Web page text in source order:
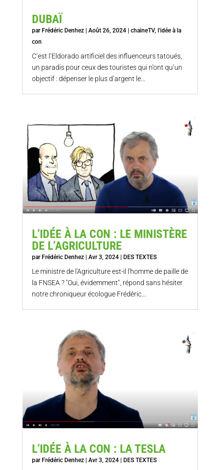
DUBAÏ
par Frédéric Denhez| Août 26, 2024| chaineTV, l'idée à la
con
C’est l’Eldorado artificiel des influenceurs tatoués,
un paradis pour ceux des touristes qui n’ont qu’un
objectif : dépenser le plus d’argent le...
L’IDÉE À LA CON : LE MINISTÈRE
DE L’AGRICULTURE
par Frédéric Denhez| Avr 3, 2024| DES TEXTES
Le ministre de l'Agriculture est-il l'homme de paille de
la FNSEA ? "Oui, évidemment", répond sans hésiter
notre chroniqueur écologue Frédéric...
L’IDÉE À LA CON : LA TESLA
par Frédéric Denhez| Avr 3, 2024| DES TEXTES